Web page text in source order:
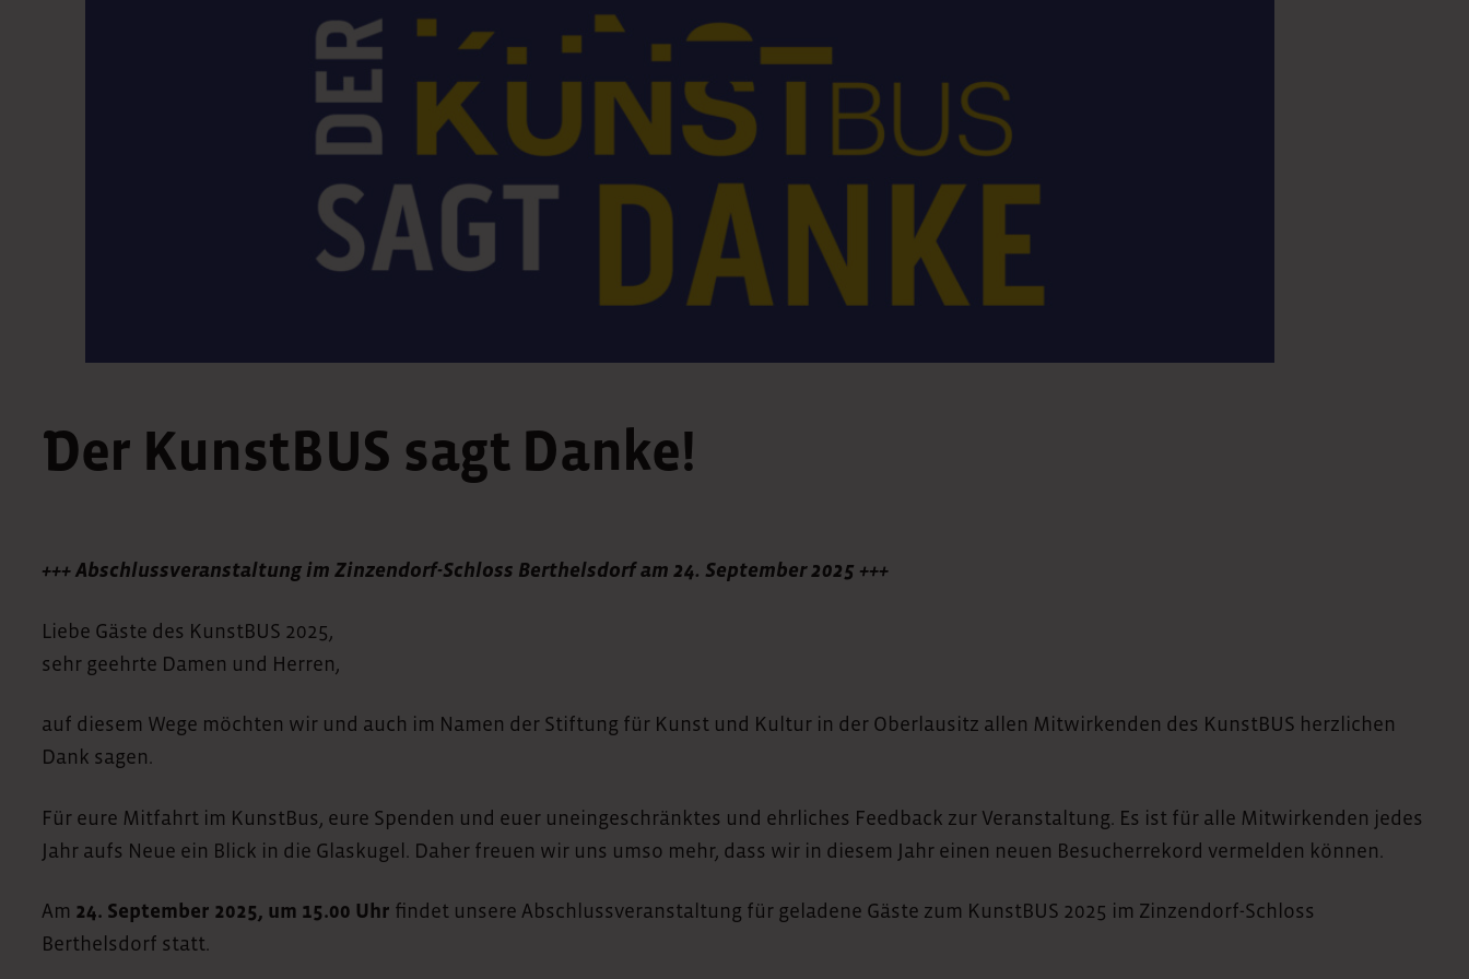
Der KunstBUS sagt Danke!
+++ Abschlussveranstaltung im Zinzendorf-Schloss Berthelsdorf am 24. September 2025 +++
Liebe Gäste des KunstBUS 2025,
sehr geehrte Damen und Herren,
auf diesem Wege möchten wir und auch im Namen der Stiftung für Kunst und Kultur in der Oberlausitz allen Mitwirkenden des KunstBUS herzlichen
Dank sagen.
Für eure Mitfahrt im KunstBus, eure Spenden und euer uneingeschränktes und ehrliches Feedback zur Veranstaltung. Es ist für alle Mitwirkenden jedes
Jahr aufs Neue ein Blick in die Glaskugel. Daher freuen wir uns umso mehr, dass wir in diesem Jahr einen neuen Besucherrekord vermelden können.
Am 24. September 2025, um 15.00 Uhr findet unsere Abschlussveranstaltung für geladene Gäste zum KunstBUS 2025 im Zinzendorf-Schloss
Berthelsdorf statt.